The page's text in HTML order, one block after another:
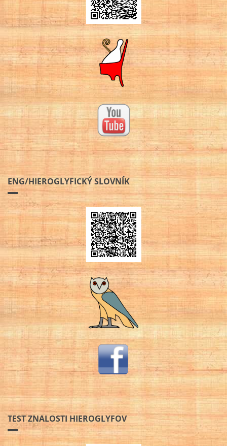
ENG/HIEROGLYFICKÝ SLOVNÍK
TEST ZNALOSTI HIEROGLYFOV